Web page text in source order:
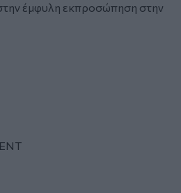
έμφυλη εκπροσώπηση στην